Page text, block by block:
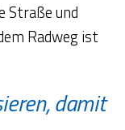
Straße und
Radweg ist
damit